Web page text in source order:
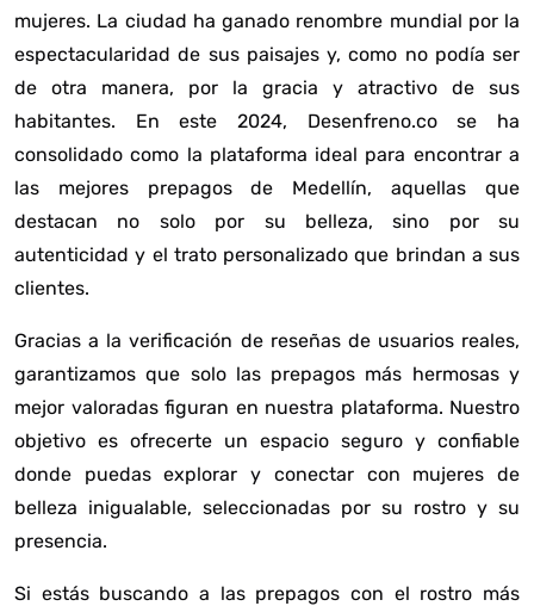
mujeres. La ciudad ha ganado renombre mundial por la
espectacularidad de sus paisajes y, como no podía ser
de otra manera, por la gracia y atractivo de sus
habitantes. En este 2024, Desenfreno.co se ha
consolidado como la plataforma ideal para encontrar a
las mejores prepagos de Medellín, aquellas que
destacan no solo por su belleza, sino por su
autenticidad y el trato personalizado que brindan a sus
clientes.
Gracias a la verificación de reseñas de usuarios reales,
garantizamos que solo las prepagos más hermosas y
mejor valoradas figuran en nuestra plataforma. Nuestro
objetivo es ofrecerte un espacio seguro y confiable
donde puedas explorar y conectar con mujeres de
belleza inigualable, seleccionadas por su rostro y su
presencia.
Si estás buscando a las prepagos con el rostro más